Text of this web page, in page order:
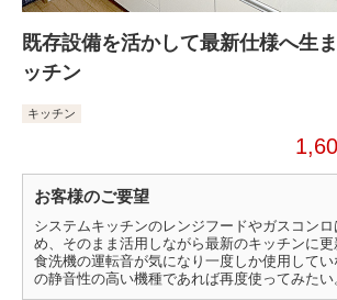
既存設備を活かして最新仕様へ生
ッチン
キッチン
お客様のご要望
システムキッチンのレンジフードやガスコン
め、そのまま活用しながら最新のキッチンに更
食洗機の運転音が気になり一度しか使用して
の静音性の高い機種であれば再度使ってみたい